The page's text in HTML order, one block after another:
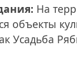
На
объекты
Усадьба